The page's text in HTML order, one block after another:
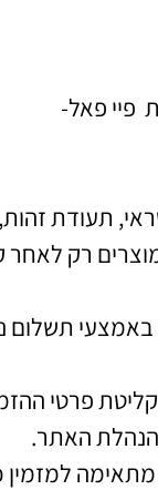
פיי פאל-
תעודת
רק
תשלום
פרטי
האתר.
למזמין